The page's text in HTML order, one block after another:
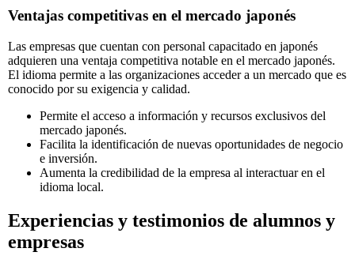
Ventajas competitivas en el mercado japonés
Las empresas que cuentan con personal capacitado en japonés
adquieren una ventaja competitiva notable en el mercado japonés.
El idioma permite a las organizaciones acceder a un mercado que es
conocido por su exigencia y calidad.
Permite el acceso a información y recursos exclusivos del
mercado japonés.
Facilita la identificación de nuevas oportunidades de negocio
e inversión.
Aumenta la credibilidad de la empresa al interactuar en el
idioma local.
Experiencias y testimonios de alumnos y
empresas